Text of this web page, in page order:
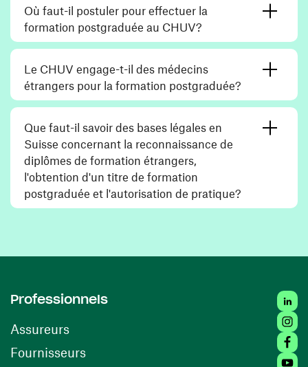
Où faut-il postuler pour effectuer la
formation postgraduée au CHUV?
Le CHUV engage-t-il des médecins
étrangers pour la formation postgraduée?
Que faut-il savoir des bases légales en
Suisse concernant la reconnaissance de
diplômes de formation étrangers,
l'obtention d'un titre de formation
postgraduée et l'autorisation de pratique?
Professionnels
Assureurs
Fournisseurs(opens in a new window)